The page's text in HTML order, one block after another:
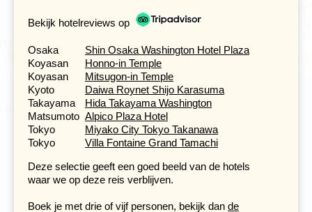
de Japanners. Langs de route staan ook diverse mooie
tempels.
Japanse geschiedenis in Takayama en
Shirakawago
Dag 8 Kyoto - Takayama per trein
Dag 9 Takayama, excursie Shirakawago
We verblijven twee nachten in het schilderachtige
ligging in een vallei zijn oude charme weten te bewaren.
Je ziet in het gezellige centrum nog veel traditionele
om in de warme zomers verkoeling te creëren. Tijdens
Bekijk hotelreviews op
Osaka
Shin Osaka Washington Hotel Plaza
Koyasan
Honno-in Temple
Koyasan
Mitsugon-in Temple
Kyoto
Daiwa Roynet Shijo Karasuma
Takayama
Hida Takayama Washington
Matsumoto Alpico Plaza Hotel
Tokyo
Miyako City Tokyo Takanawa
Tokyo
Villa Fontaine Grand Tamachi
Deze selectie geeft een goed beeld van de hotels
waar we op deze reis verblijven.
Boek je met drie of vijf personen, bekijk dan de